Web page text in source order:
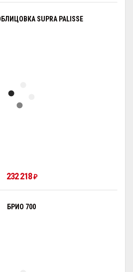
SUPRA PALISSE
232 218₽
БРИО 700